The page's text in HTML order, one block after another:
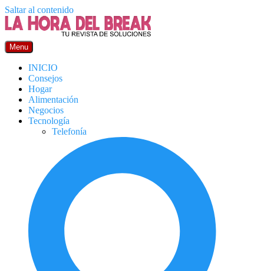
Saltar al contenido
Menu
INICIO
Consejos
Hogar
Alimentación
Negocios
Tecnología
Telefonía